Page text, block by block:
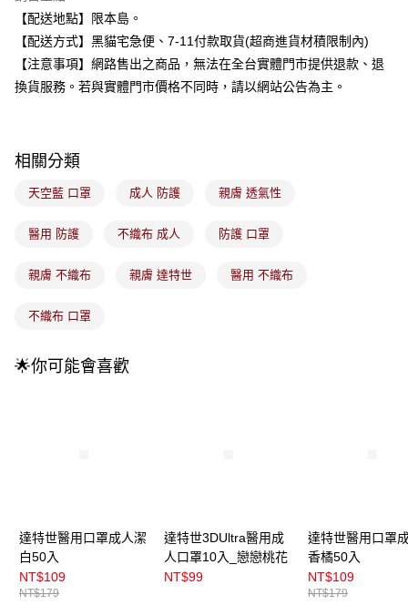
全盈+PAY
【大哥付你分期使用說明】
成交易。
4.訂單成立30分鐘內，如未前往確認交易或遇審核未通過，訂單將自動取
法說明評估內容。
醒簡訊。
帳／街口支付／iPASS MONEY」等通路繳費。
1.本服務係由「台灣大哥大股份有限公司」（以下簡稱本公司）所提供，讓
用戶於交易時，得透過本服務購買商品或服務，並由商店將買賣／分期付款
運送方式
全家取貨付款
付款後全家取貨
每筆NT$100，滿NT$899(含以上)免運費
每筆NT$100，滿NT$899(含以上)免運費
付款後7-11取貨
付款後門市自取
每筆NT$100，滿NT$399(含以上)免運費
【配送地點】限本島。
【配送方式】黑貓宅急便、7-11付款取貨(超商進貨材積限制內)
【注意事項】網路售出之商品，無法在全台實體門市提供退款、退
換貨服務。若與實體門市價格不同時，請以網站公告為主。
相關分類
天空藍 口罩 成人 防護 親膚 透氣性
醫用 防護 不織布 成人 防護 口罩
親膚 不織布 親膚 達特世 醫用 不織布
不織布 口罩
🌟你可能會喜歡
達特世醫用口罩成人潔
白50入
NT$109
NT$179
達特世3DUltra醫用成
人口罩10入_戀戀桃花
NT$99
達特世醫用口罩
香橘50入
NT$109
NT$179